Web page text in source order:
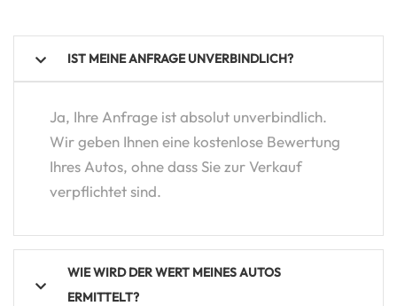
IST MEINE ANFRAGE UNVERBINDLICH?
Ja, Ihre Anfrage ist absolut unverbindlich.
Wir geben Ihnen eine kostenlose Bewertung
Ihres Autos, ohne dass Sie zur Verkauf
verpflichtet sind.
WIE WIRD DER WERT MEINES AUTOS
ERMITTELT?